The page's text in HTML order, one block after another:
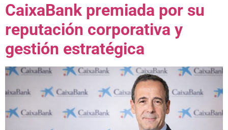
CaixaBank premiada por su
reputación corporativa y
gestión estratégica